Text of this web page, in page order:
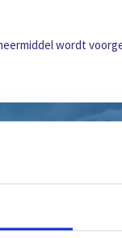
wordt
je
Laat